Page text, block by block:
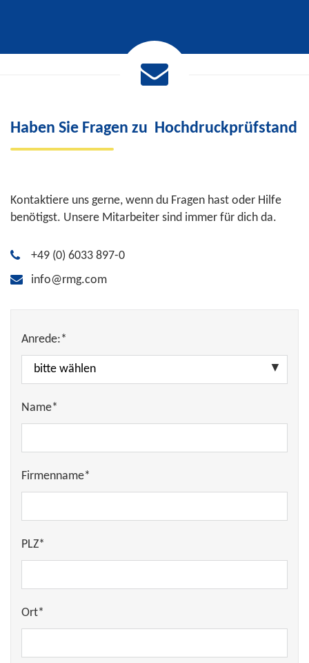
Haben Sie Fragen zu Hochdruckprüfstand
Kontaktiere uns gerne, wenn du Fragen hast oder Hilfe
benötigst. Unsere Mitarbeiter sind immer für dich da.
+49 (0) 6033 897-0
info@rmg.com
Anrede:*
Name*
Firmenname*
PLZ*
Ort*